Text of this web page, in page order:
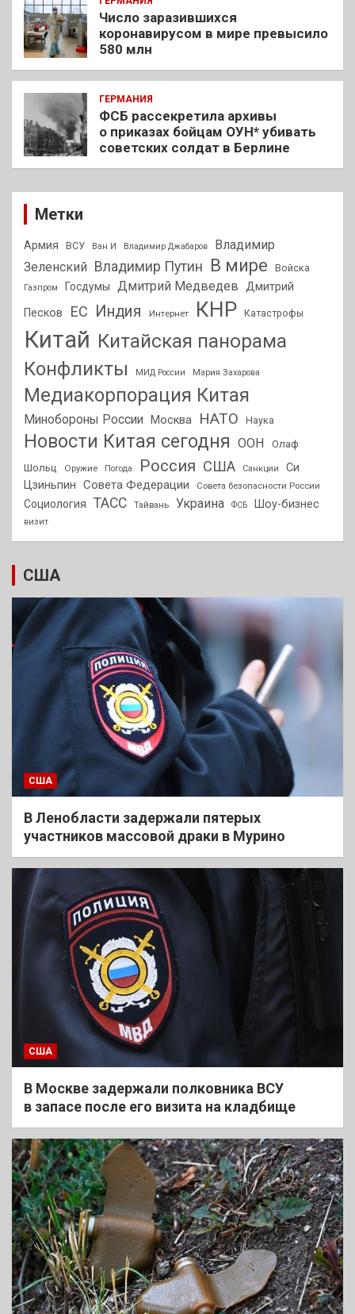
Число заразившихся
коронавирусом в мире превысило
580 млн
ГЕРМАНИЯ
ФСБ рассекретила архивы
о приказах бойцам ОУН* убивать
советских солдат в Берлине
Метки
Армия ВСУ Ван И Владимир Джабаров
Владимир
Зеленский
Владимир Путин В мире Войска
Газпром Госдумы Дмитрий Медведев Дмитрий
Песков
ЕС Индия Интернет КНР Катастрофы
Китай Китайская панорама
Конфликты
МИД России Мария Захарова
Медиакорпорация Китая
Минобороны России Москва НАТО Наука
Новости Китая сегодня ООН
Олаф
Шольц
Оружие Погода Россия США Санкции
Си
Цзиньпин Совета Федерации Совета безопасности России
Социология ТАСС Тайвань Украина ФСБ Шоу-бизнес
визит
США
США
В Ленобласти задержали пятерых
участников массовой драки в Мурино
США
В Москве задержали полковника ВСУ
в запасе после его визита на кладбище